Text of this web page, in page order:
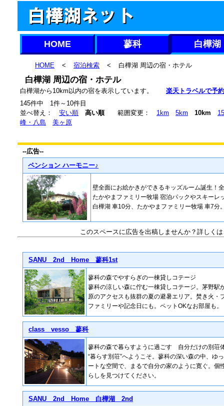
HOME 蓼科 白樺湖
HOME < 宿泊検索 < 白樺湖 周辺の宿・ホテル
白樺湖 周辺の宿・ホテル
白樺湖から10km以内の宿を表示しています。 楽天トラベルで予
145件中 1件～10件目
並べ替え： 安い順 高い順範囲変更： 1km 5km 10km
峰・八島
美ヶ原
--広告--
ペンション ハーモニー♪
壁全面にお絵かきができるキッズルーム誕生！
たかやまファミリー牧場 宿泊パックやスキーレ
白樺湖 車10分、たかやまファミリー牧場 車7分
このスペースに広告を出稿しませんか？詳しくは
SANU 2nd Home 蓼科1st
蓼科の森でやすらぎの一棟貸しコテージ
蓼科の涼しい森に佇む一棟貸しコテージ。茅野駅
原のアクセスも抜群の夏の避暑エリア。焚き火・
ファミリーや記念日にも。ペットOKなお部屋も。
class vesso 蓼科
蓼科の森で暮らすように過ごす 自分だけの別荘
“暮らす別荘”へようこそ。蓼科の深い森の中、ゆ
ートな空間で、まるで自分の家のように寛ぐ。個
らしを見つけてください。
SANU 2nd Home 白樺湖 2nd